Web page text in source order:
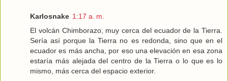
Karlosnake 1:17 a. m.
El volcán Chimborazo, muy cerca del ecuador de la Tierra.
Sería así porque la Tierra no es redonda, sino que en el
ecuador es más ancha, por eso una elevación en esa zona
estaría más alejada del centro de la Tierra o lo que es lo
mismo, más cerca del espacio exterior.